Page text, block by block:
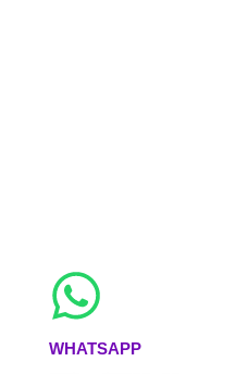
WHATSAPP